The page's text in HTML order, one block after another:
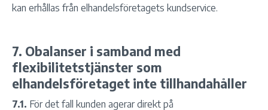
kan erhållas från elhandelsföretagets kundservice.
7. Obalanser i samband med
flexibilitetstjänster som
elhandelsföretaget inte tillhandahåller
7.1. För det fall kunden agerar direkt på